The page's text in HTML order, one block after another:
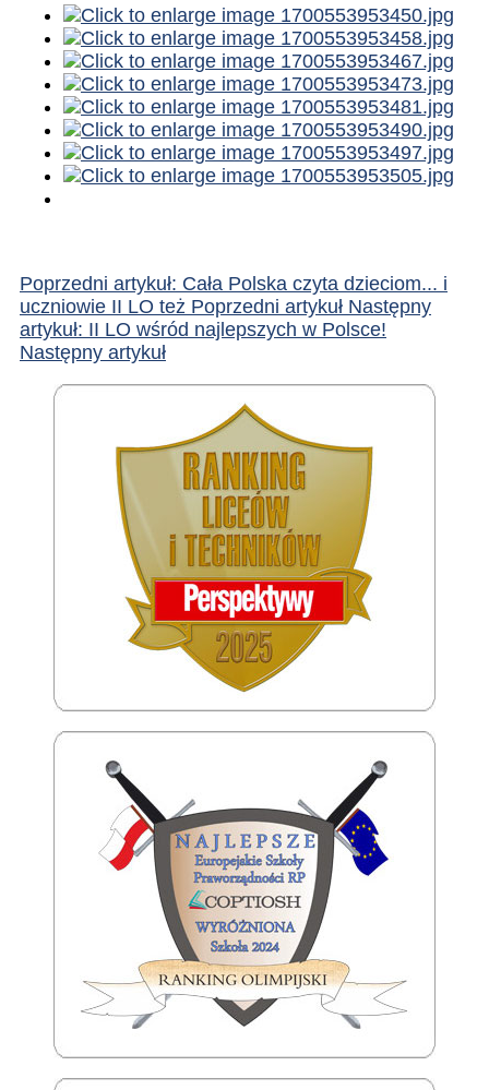
Poprzedni artykuł: Cała Polska czyta dzieciom... i
uczniowie II LO też Poprzedni artykuł Następny
artykuł: II LO wśród najlepszych w Polsce!
Następny artykuł